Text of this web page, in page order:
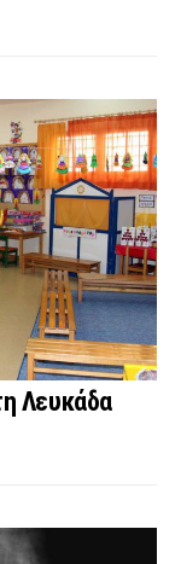
Λευκάδα